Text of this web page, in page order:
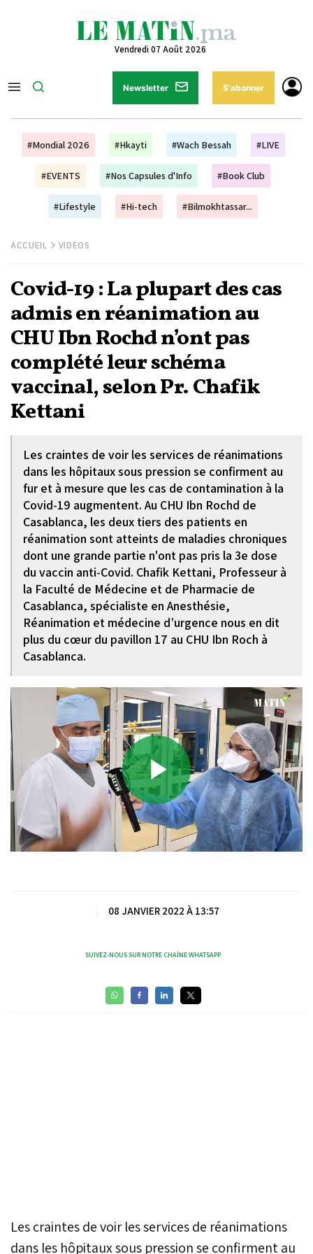
Vendredi 07 Août 2026
Newsletter S'abonner
#Mondial 2026 #Hkayti #Wach Bessah #LIVE
#EVENTS #Nos Capsules d'Info #Book Club
#Lifestyle #Hi-tech #Bilmokhtassar...
ACCUEIL VIDEOS
Covid-19 : La plupart des cas
admis en réanimation au
CHU Ibn Rochd n’ont pas
complété leur schéma
vaccinal, selon Pr. Chafik
Kettani
Les craintes de voir les services de réanimations
dans les hôpitaux sous pression se confirment au
fur et à mesure que les cas de contamination à la
Covid-19 augmentent. Au CHU Ibn Rochd de
Casablanca, les deux tiers des patients en
réanimation sont atteints de maladies chroniques
dont une grande partie n'ont pas pris la 3e dose
du vaccin anti-Covid. Chafik Kettani, Professeur à
la Faculté de Médecine et de Pharmacie de
Casablanca, spécialiste en Anesthésie,
Réanimation et médecine d’urgence nous en dit
plus du cœur du pavillon 17 au CHU Ibn Roch à
Casablanca.
Play
08 JANVIER 2022 À 13:57
SUIVEZ-NOUS SUR NOTRE CHAÎNE WHATSAPP
Les craintes de voir les services de réanimations
dans les hôpitaux sous pression se confirment au